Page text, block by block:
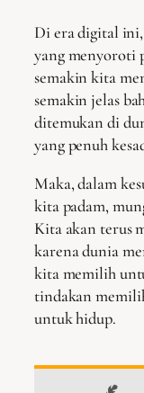
Di era digital ini,
yang menyoroti
semakin kita
semakin jelas
ditemukan di
yang penuh
Maka, dalam
kita padam,
Kita akan terus
karena dunia
kita memilih
tindakan
untuk hidup.